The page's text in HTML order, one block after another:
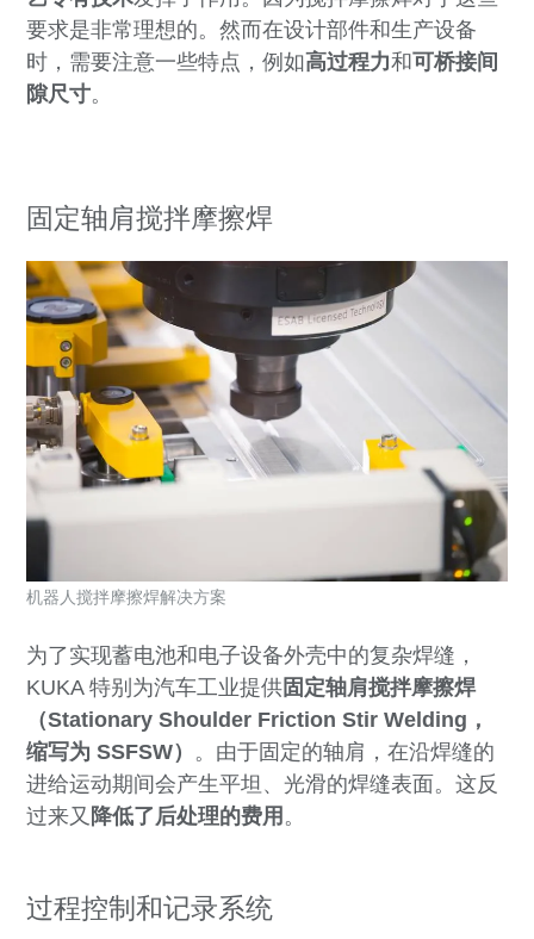
要求是非常理想的。然而在设计部件和生产设备
时，需要注意一些特点，例如高过程力和可桥接间
隙尺寸。
固定轴肩搅拌摩擦焊
为了实现蓄电池和电子设备外壳中的复杂焊缝，
KUKA 特别为汽车工业提供固定轴肩搅拌摩擦焊
（Stationary Shoulder Friction Stir Welding，
缩写为 SSFSW） 。由于固定的轴肩，在沿焊缝的
进给运动期间会产生平坦、光滑的焊缝表面。这反
过来又 降低了后处理的费用 。
机器人搅拌摩擦焊解决方案
过程控制和记录系统